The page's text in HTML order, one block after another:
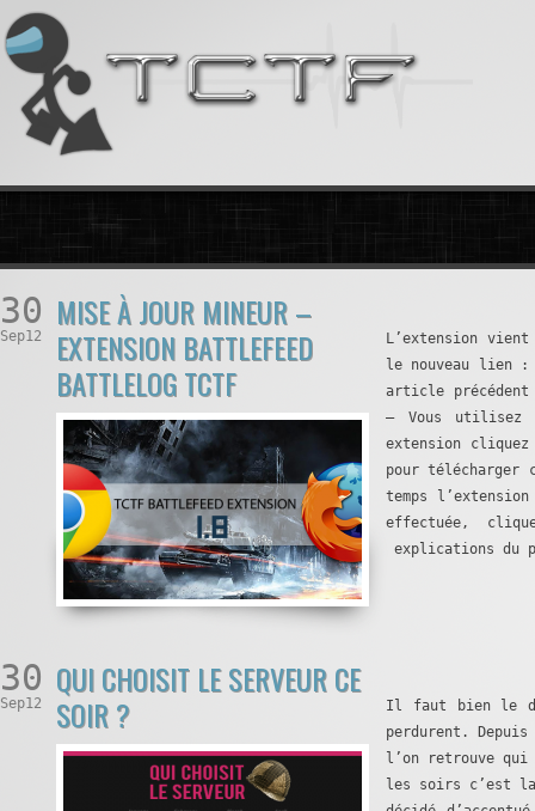
30
Sep12
MISE À JOUR MINEUR –
EXTENSION BATTLEFEED
BATTLELOG TCTF
L’extension
le nouveau
article
– Vous utilisez
extension
pour télécharger
temps
effectuée,
explications du
30
Sep12
QUI CHOISIT LE SERVEUR CE
SOIR ?
Il faut bien le
perdurent.
l’on retrouve
les soirs c’est